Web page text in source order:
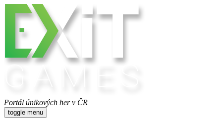
Portál únikových her v ČR
toggle menu